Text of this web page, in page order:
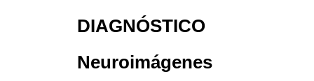
DIAGNÓSTICO
Neuroimágenes